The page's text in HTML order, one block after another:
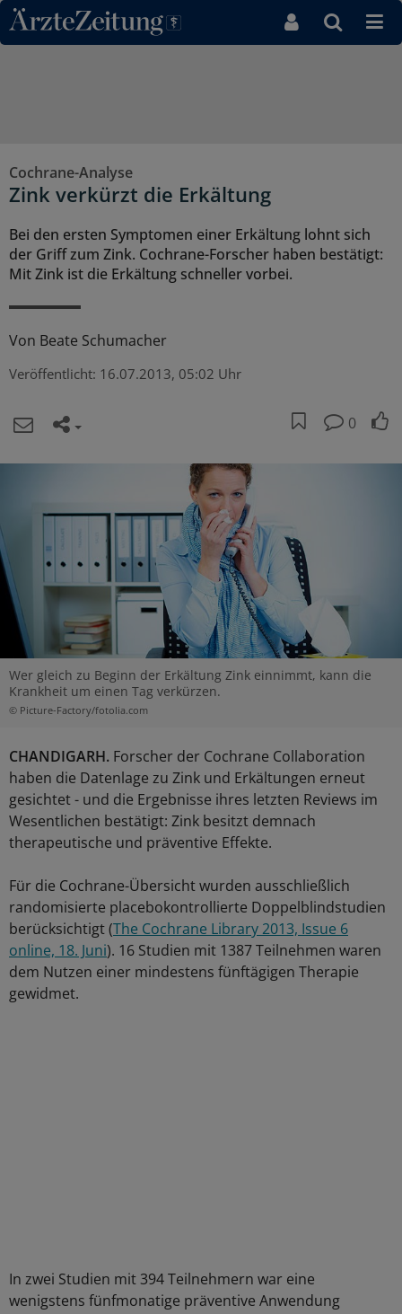
Direkt zum Inhaltsbereich
Cochrane-Analyse
Zink verkürzt die Erkältung
Bei den ersten Symptomen einer Erkältung lohnt sich
der Griff zum Zink. Cochrane-Forscher haben bestätigt:
Mit Zink ist die Erkältung schneller vorbei.
Von Beate Schumacher
Veröffentlicht: 16.07.2013, 05:02 Uhr
0
Wer gleich zu Beginn der Erkältung Zink einnimmt, kann die
Krankheit um einen Tag verkürzen.
© Picture-Factory/fotolia.com
CHANDIGARH. Forscher der Cochrane Collaboration
haben die Datenlage zu Zink und Erkältungen erneut
gesichtet - und die Ergebnisse ihres letzten Reviews im
Wesentlichen bestätigt: Zink besitzt demnach
therapeutische und präventive Effekte.
Für die Cochrane-Übersicht wurden ausschließlich
randomisierte placebokontrollierte Doppelblindstudien
berücksichtigt (The Cochrane Library 2013, Issue 6
online, 18. Juni). 16 Studien mit 1387 Teilnehmen waren
dem Nutzen einer mindestens fünftägigen Therapie
gewidmet.
In zwei Studien mit 394 Teilnehmern war eine
wenigstens fünfmonatige präventive Anwendung